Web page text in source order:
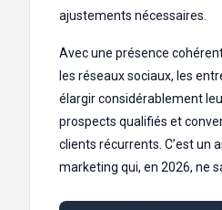
ajustements nécessaires.
Avec une présence
les réseaux sociaux, les
élargir considérablement
prospects qualifiés et
clients récurrents. C’est un
marketing qui, en 2026, ne